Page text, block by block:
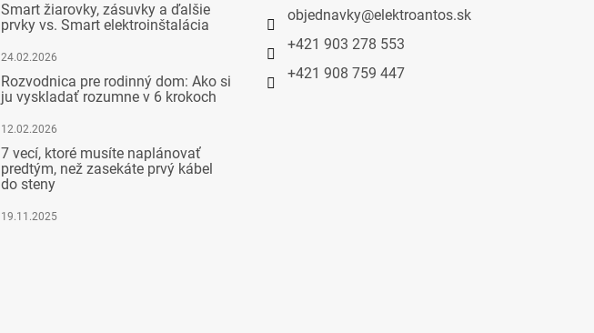
Smart žiarovky, zásuvky a ďalšie
prvky vs. Smart elektroinštalácia
24.02.2026
Rozvodnica pre rodinný dom: Ako si
ju vyskladať rozumne v 6 krokoch
12.02.2026
7 vecí, ktoré musíte naplánovať
predtým, než zasekáte prvý kábel
do steny
19.11.2025
objednavky@elektroantos.sk
+421 903 278 553
+421 908 759 447